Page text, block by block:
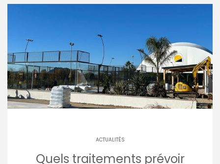
ACTUALITÉS
Quels traitements prévoir